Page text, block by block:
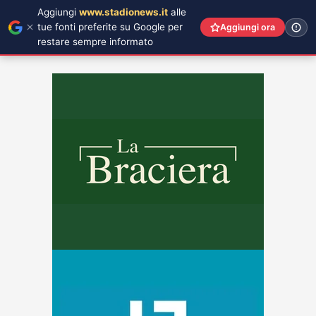
Aggiungi www.stadionews.it alle
tue fonti preferite su Google per
restare sempre informato
Aggiungi ora